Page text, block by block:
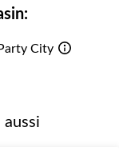
City
aussi